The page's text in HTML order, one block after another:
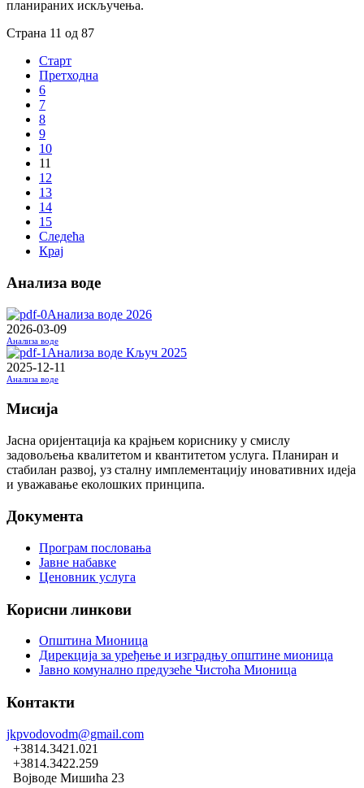
планираних искључења.
Страна 11 од 87
Старт
Претходна
6
7
8
9
10
11
12
13
14
15
Следећа
Крај
Анализа воде
Анализа воде 2026
2026-03-09
Анализа воде
Анализа воде Кључ 2025
2025-12-11
Анализа воде
Мисија
Јасна оријентација ка крајњем кориснику у смислу
задовољења квалитетом и квантитетом услуга. Планиран и
стабилан развој, уз сталну имплементацију иновативних идеја
и уважавање еколошких принципа.
Документа
Програм пословања
Јавне набавке
Ценовник услуга
Корисни линкови
Општина Мионица
Дирекција за уређење и изградњу општине мионица
Јавно комунално предузеће Чистоћа Мионица
Контакти
jkpvodovodm@gmail.com
+3814.3421.021
+3814.3422.259
Војводе Мишића 23